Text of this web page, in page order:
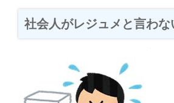
社会人がレジュメと言わな